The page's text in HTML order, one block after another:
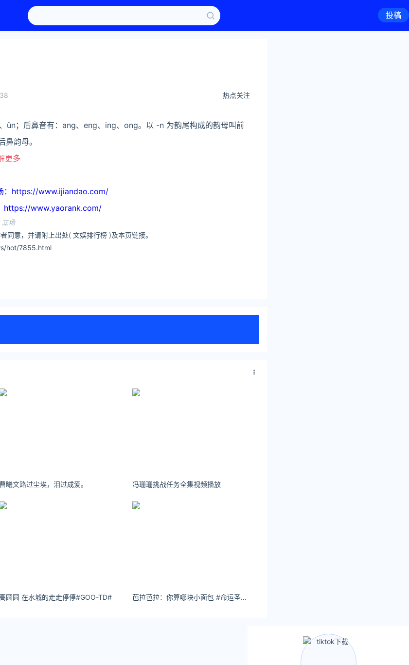
投稿
热点关注
ün；后鼻音有：ang、eng、ing、ong。以 -n 为韵尾构成的韵母叫前
韵母。
更多
：https://www.ijiandao.com/
https://www.yaorank.com/
场
同意，并请附上出处( 文娱排行榜 )及本页链接。
hot/7855.html
曹曦文路过尘埃，泪过成爱。 冯珊珊挑战任务全集视频播放
圆圆 在水城的走走停停#GOO-TD# 芭拉芭拉：你算哪块小面包 #命运圣契 #每个点都踩到我心上